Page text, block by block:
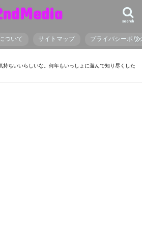
search
ついて サイトマップ プライバシーポリ
持ちいいらしいな。何年もいっしょに遊んで知り尽くした